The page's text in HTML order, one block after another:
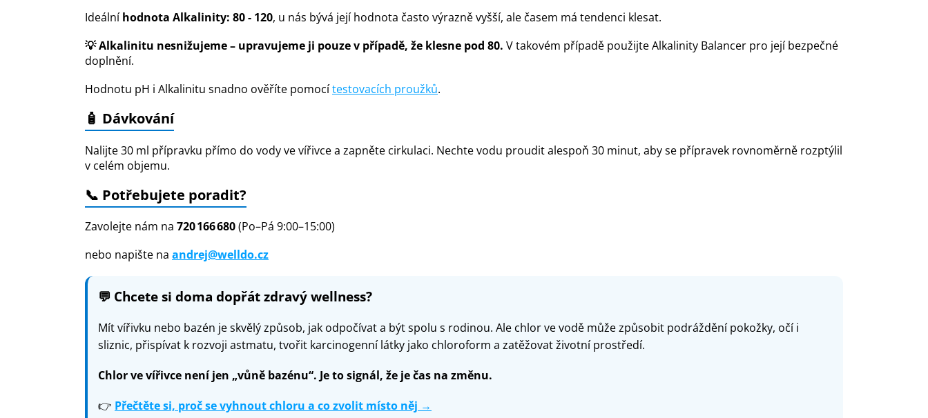
Ideálníhodnota Alkalinity: 80 - 120, u nás bývá její hodnota často výrazně vyšší, ale časem má tendenci klesat.
💡 Alkalinitu nesnižujeme – upravujeme ji pouze v případě, že klesne pod 80. V takovém případě použijte Alkalinity Balancer pro její bezpečné
doplnění.
Hodnotu pH i Alkalinitu snadno ověříte pomocítestovacích proužků.
🧴 Dávkování
Nalijte 30 ml přípravku přímo do vody ve vířivce a zapněte cirkulaci. Nechte vodu proudit alespoň 30 minut, aby se přípravek rovnoměrně rozptýlil
v celém objemu.
📞 Potřebujete poradit?
Zavolejte nám na 720 166 680(Po–Pá 9:00–15:00)
nebo napište na andrej@welldo.cz
💬 Chcete si doma dopřát zdravý wellness?
Mít vířivku nebo bazén je skvělý způsob, jak odpočívat a být spolu s rodinou. Ale chlor ve vodě může způsobit podráždění pokožky, očí i
sliznic, přispívat k rozvoji astmatu, tvořit karcinogenní látky jako chloroform a zatěžovat životní prostředí.
Chlor ve vířivce není jen „vůně bazénu“. Je to signál, že je čas na změnu.
👉 Přečtěte si, proč se vyhnout chloru a co zvolit místo něj →